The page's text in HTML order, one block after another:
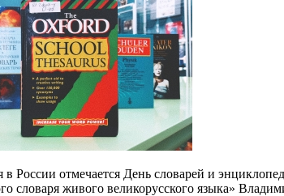
в России отмечается День словарей и
словаря живого великорусского языка»